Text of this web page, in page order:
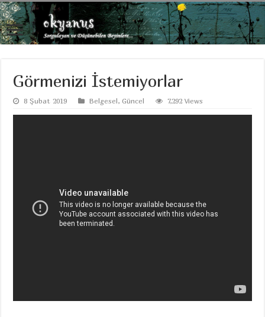
Görmenizi İstemiyorlar
8 Şubat 2019 Belgesel,Güncel 7,292 Views